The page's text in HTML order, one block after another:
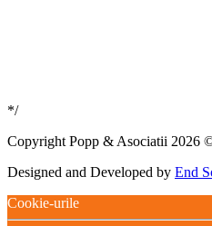
*/
Copyright Popp & Asociatii 2026
Designed and Developed by End
Cookie-urile